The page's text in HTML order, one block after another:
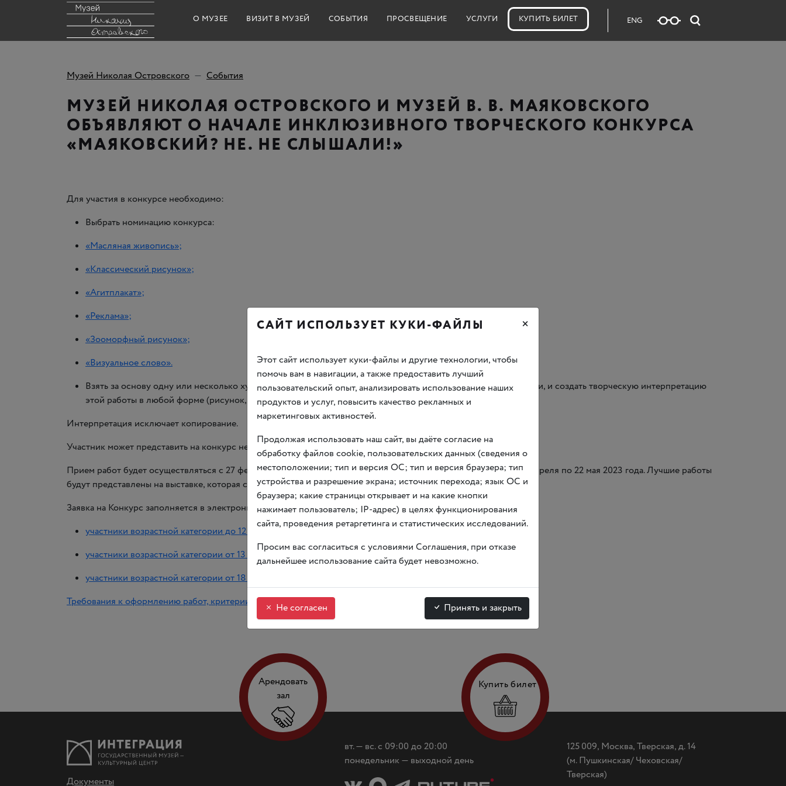
О МУЗЕЕ ВИЗИТ В МУЗЕЙ СОБЫТИЯ ПРОСВЕЩЕНИЕ УСЛУГИ КУПИТЬ БИЛЕТ ENG
Музей Николая Островского События
МУЗЕЙ НИКОЛАЯ ОСТРОВСКОГО И МУЗЕЙ В. В. МАЯКОВСКОГО
ОБЪЯВЛЯЮТ О НАЧАЛЕ ИНКЛЮЗИВНОГО ТВОРЧЕСКОГО КОНКУРСА
«МАЯКОВСКИЙ? НЕ. НЕ СЛЫШАЛИ!»
Для участия в конкурсе необходимо:
Выбрать номинацию конкурса:
«Масляная живопись»;
«Классический рисунок»;
«Агитплакат»;
«Реклама»;
«Зооморфный рисунок»;
«Визуальное слово».
Взять за основу одну или несколько художественных работ Владимира Маяковского указанных в номинации, и создать творческую интерпретацию
этой работы в любой форме(рисунок, скульптура, ДПИ и др.).
Интерпретация исключает копирование.
Участник может представить на конкурс не более одной работы в каждой номинации.
Прием работ будет осуществляться с 27 февраля по 23 апреля 2023 года, а подведение итогов состоится с 24 апреля по 22 мая 2023 года. Лучшие работы
будут представлены на выставке, которая состоится в музее Николая Островского.
Заявка на Конкурс заполняется в электронной форме. Для заполнения заявки необходимо пройти по ссылке:
участники возрастной категории до 12 лет;
участники возрастной категории от 13 до 17 лет;
участники возрастной категории от 18 и старше.
Требования к оформлению работ, критерии оценки и другие подробности по проведению конкурса.
Документы
Арендовать
зал
вт. — вс. с 09:00 до 20:00
понедельник — выходной день
Купить билет
125 009, Москва, Тверская, д. 14
(м. Пушкинская/ Чеховская/
Тверская)
САЙТ ИСПОЛЬЗУЕТ КУКИ-ФАЙЛЫ ×
Этот сайт использует куки-файлы и другие технологии, чтобы
помочь вам в навигации, а также предоставить лучший
пользовательский опыт, анализировать использование наших
продуктов и услуг, повысить качество рекламных и
маркетинговых активностей.
Продолжая использовать наш сайт, вы даёте согласие на
обработку файлов cookie, пользовательских данных (сведения о
местоположении; тип и версия ОС; тип и версия браузера; тип
устройства и разрешение экрана; источник перехода; язык ОС и
браузера; какие страницы открывает и на какие кнопки
нажимает пользователь; IP-адрес) в целях функционирования
сайта, проведения ретаргетинга и статистических исследований.
Просим вас согласиться с условиями Соглашения, при отказе
дальнейшее использование сайта будет невозможно.
Не согласен Принять и закрыть